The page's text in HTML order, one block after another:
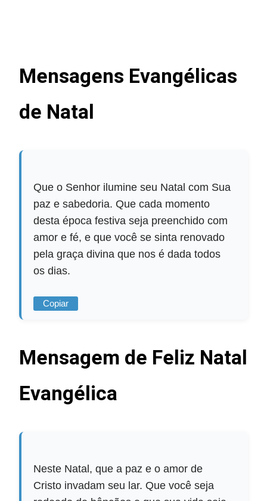
Mensagens Evangélicas
de Natal
Que o Senhor ilumine seu Natal com Sua
paz e sabedoria. Que cada momento
desta época festiva seja preenchido com
amor e fé, e que você se sinta renovado
pela graça divina que nos é dada todos
os dias.
Copiar
Mensagem de Feliz Natal
Evangélica
Neste Natal, que a paz e o amor de
Cristo invadam seu lar. Que você seja